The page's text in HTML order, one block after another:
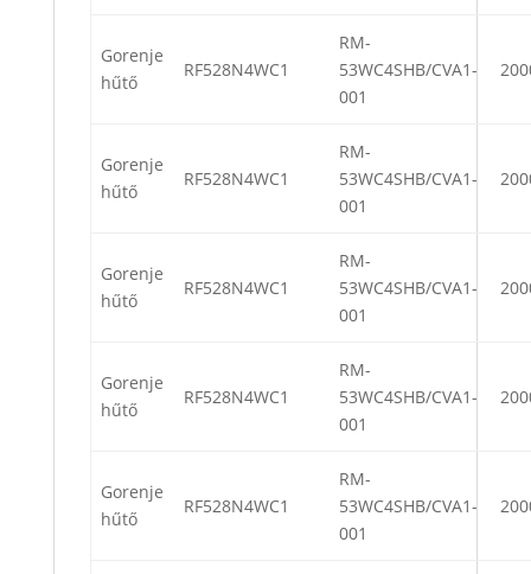
Gorenje
hűtő
RF528N4WC1
RM-
53WC4SHB/CVA1-
001
Gorenje
hűtő
RF528N4WC1
RM-
53WC4SHB/CVA1-
001
Gorenje
hűtő
RF528N4WC1
RM-
53WC4SHB/CVA1-
001
Gorenje
hűtő
RF528N4WC1
RM-
53WC4SHB/CVA1-
001
Gorenje
hűtő
RF528N4WC1
RM-
53WC4SHB/CVA1-
001